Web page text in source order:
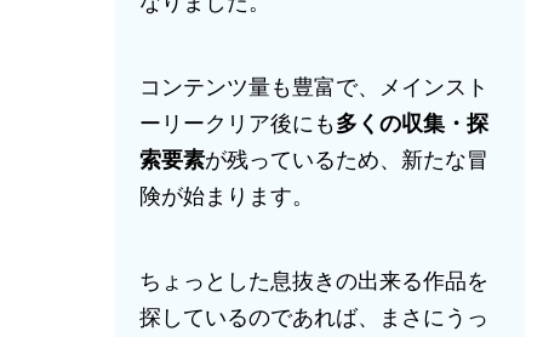
コンテンツ量も豊富で、メインスト
ーリークリア後にも多くの収集・探
索要素が残っているため、新たな冒
険が始まります。
ちょっとした息抜きの出来る作品を
探しているのであれば、まさにうっ